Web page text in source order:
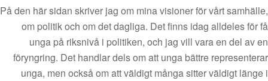
På den här sidan skriver jag om mina visioner för vårt samhälle,
om politik och om det dagliga. Det finns idag alldeles för få
unga på riksnivå i politiken, och jag vill vara en del av en
föryngring. Det handlar dels om att unga bättre representerar
unga, men också om att väldigt många sitter väldigt länge i